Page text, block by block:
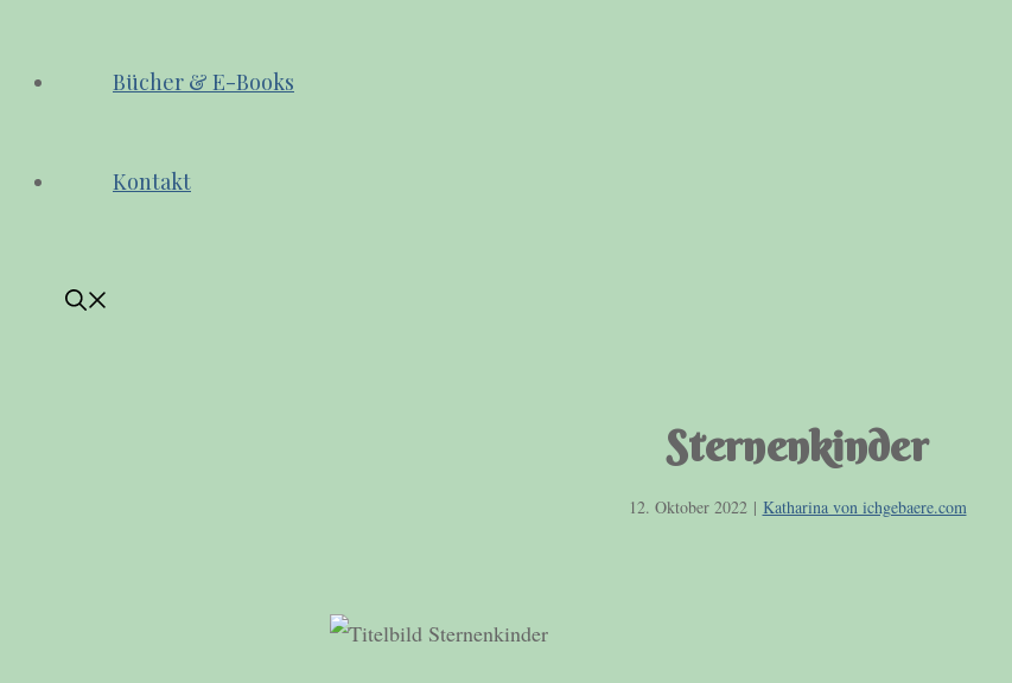
Bücher & E-Books
Kontakt
Sternenkinder
12. Oktober 2022 | Katharina von ichgebaere.com